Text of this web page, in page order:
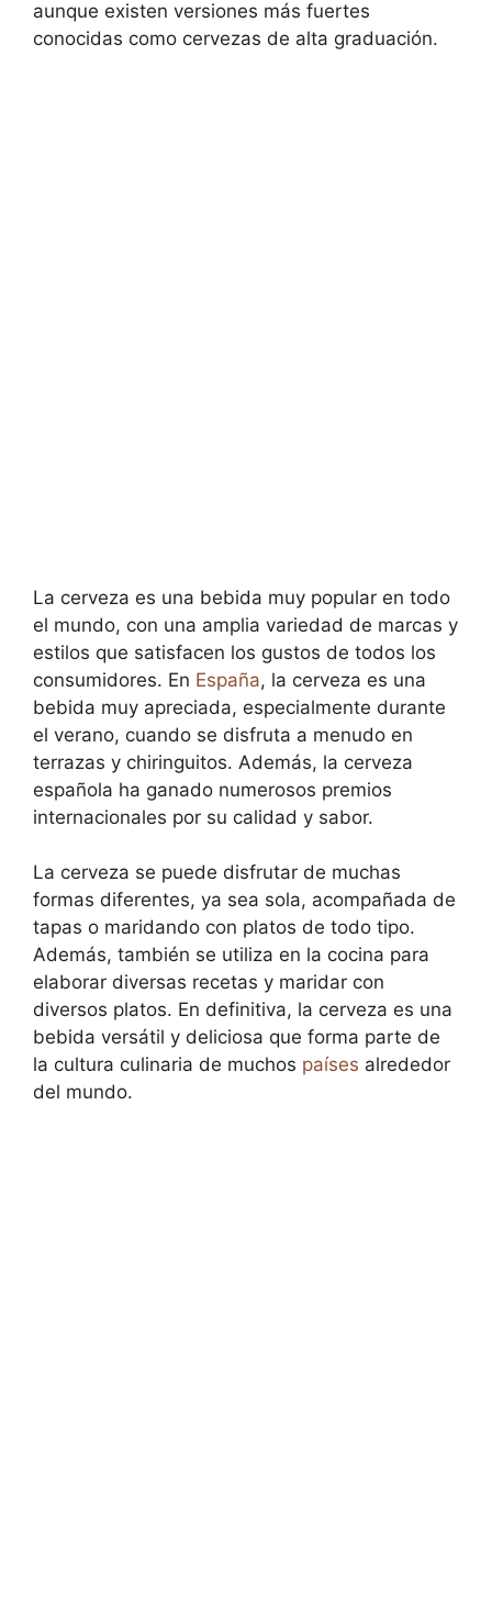
aunque existen versiones más fuertes
conocidas como cervezas de alta graduación.
La cerveza es una bebida muy popular en todo
el mundo, con una amplia variedad de marcas y
estilos que satisfacen los gustos de todos los
consumidores. En España, la cerveza es una
bebida muy apreciada, especialmente durante
el verano, cuando se disfruta a menudo en
terrazas y chiringuitos. Además, la cerveza
española ha ganado numerosos premios
internacionales por su calidad y sabor.
La cerveza se puede disfrutar de muchas
formas diferentes, ya sea sola, acompañada de
tapas o maridando con platos de todo tipo.
Además, también se utiliza en la cocina para
elaborar diversas recetas y maridar con
diversos platos. En definitiva, la cerveza es una
bebida versátil y deliciosa que forma parte de
la cultura culinaria de muchos países alrededor
del mundo.